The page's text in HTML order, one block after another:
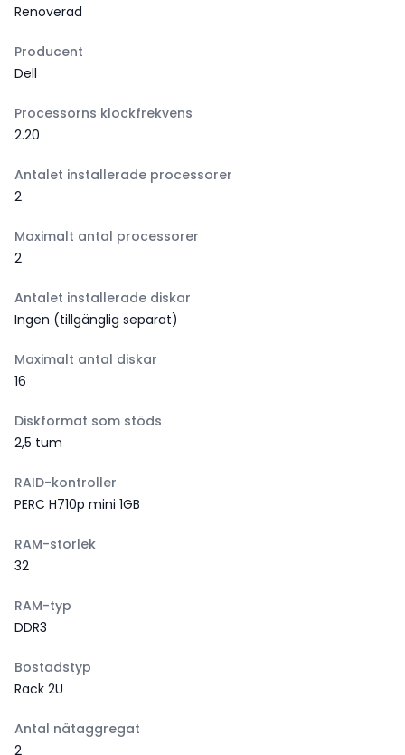
Renoverad
Producent
Dell
Processorns klockfrekvens
2.20
Antalet installerade processorer
2
Maximalt antal processorer
2
Antalet installerade diskar
Ingen (tillgänglig separat)
Maximalt antal diskar
16
Diskformat som stöds
2,5 tum
RAID-kontroller
PERC H710p mini 1GB
RAM-storlek
32
RAM-typ
DDR3
Bostadstyp
Rack 2U
Antal nätaggregat
2